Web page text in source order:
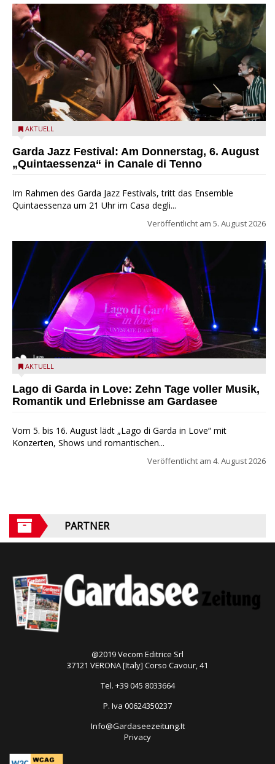
Das Ensemble Quintaessenza zu Gast beim Garda Jazz
AKTUELL
Garda Jazz Festival: Am Donnerstag, 6. August
„Quintaessenza“ in Canale di Tenno
Im Rahmen des Garda Jazz Festivals, tritt das Ensemble
Quintaessenza um 21 Uhr im Casa degli...
Veröffentlicht am 5. August 2026
Lago di Garda in Love
AKTUELL
Lago di Garda in Love: Zehn Tage voller Musik,
Romantik und Erlebnisse am Gardasee
Vom 5. bis 16. August lädt „Lago di Garda in Love“ mit
Konzerten, Shows und romantischen...
Veröffentlicht am 4. August 2026
PARTNER
@2019 Vecom Editrice Srl
37121 VERONA [Italy] Corso Cavour, 41
Tel. +39 045 8033664
P. Iva 00624350237
Info@Gardaseezeitung.It
Privacy